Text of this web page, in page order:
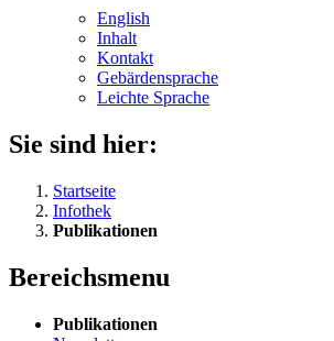
English
In­halt
Kon­takt
Ge­bär­den­spra­che
Leich­te Spra­che
Sie sind hier:
Startseite
Infothek
Publikationen
Bereichsmenu
Pu­bli­ka­tio­nen